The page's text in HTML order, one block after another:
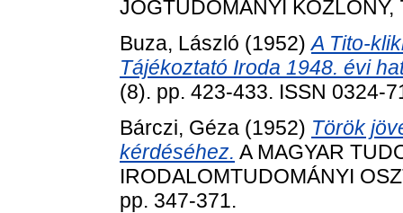
JOGTUDOMÁNYI
Buza, László (1952)A Tito-
Tájékoztató Iroda 1948. évi
(8). pp. 423-433. ISSN 0324-
Bárczi, Géza (1952) Török
kérdéséhez. A MAGYAR
IRODALOMTUDOMÁNYI
pp. 347-371.